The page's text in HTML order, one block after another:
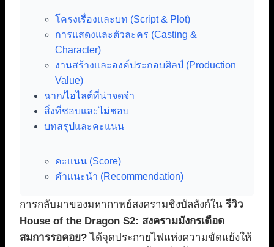
โครงเรื่องและบท (Script & Plot)
การแสดงและตัวละคร (Casting &
Character)
งานสร้างและองค์ประกอบศิลป์ (Production
Value)
ฉาก/ไฮไลต์ที่น่าจดจำ
สิ่งที่ชอบและไม่ชอบ
บทสรุปและคะแนน
คะแนน (Score)
คำแนะนำ (Recommendation)
การกลับมาของมหากาพย์สงครามชิงบัลลังก์ในรีวิว
House of the Dragon S2: สงครามมังกรเดือด
สมการรอคอย? ได้จุดประกายไฟแห่งความขัดแย้งให้